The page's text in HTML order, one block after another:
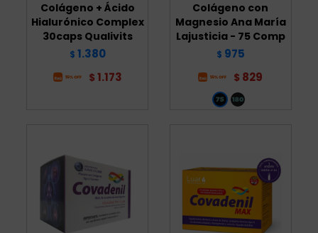
Colágeno + Ácido
Hialurónico Complex
30caps Qualivits
$ 1.380
$ 1.173
Colágeno con
Magnesio Ana María
Lajusticia - 75 Comp
$ 975
$ 829